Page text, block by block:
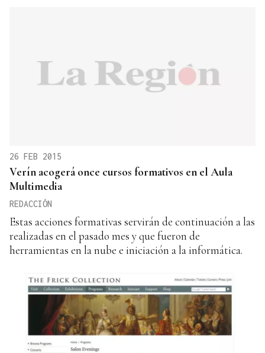
26 FEB 2015
Verín acogerá once cursos formativos en el Aula
Multimedia
REDACCIÓN
Estas acciones formativas servirán de continuación a las
realizadas en el pasado mes y que fueron de
herramientas en la nube e iniciación a la informática.